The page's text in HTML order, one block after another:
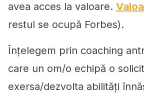
avea acces la valoare.
restul se ocupă Forbes).
Înţelegem prin coaching
care un om/o echipă o
exersa/dezvolta abilităţi